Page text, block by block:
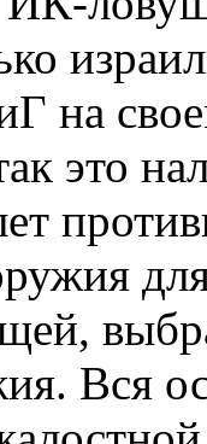
на
это
Вся